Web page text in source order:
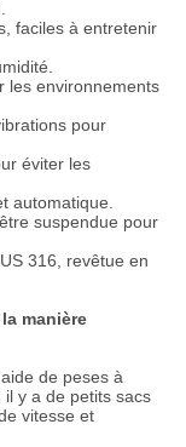
faciles à entretenir
les environnements
pour
éviter les
automatique.
suspendue pour
316, revêtue en
manière
de peses à
y a de petits sacs
vitesse et